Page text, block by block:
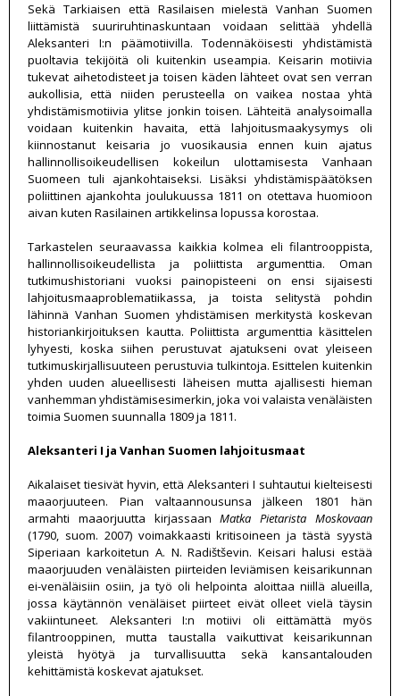
Sekä Tarkiaisen että Rasilaisen mielestä Vanhan Suomen
liittämistä suuriruhtinaskuntaan voidaan selittää yhdellä
Aleksanteri I:n päämotiivilla. Todennäköisesti yhdistämistä
puoltavia tekijöitä oli kuitenkin useampia. Keisarin motiivia
tukevat aihetodisteet ja toisen käden lähteet ovat sen verran
aukollisia, että niiden perusteella on vaikea nostaa yhtä
yhdistämismotiivia ylitse jonkin toisen. Lähteitä analysoimalla
voidaan kuitenkin havaita, että lahjoitusmaakysymys oli
kiinnostanut keisaria jo vuosikausia ennen kuin ajatus
hallinnollisoikeudellisen kokeilun ulottamisesta Vanhaan
Suomeen tuli ajankohtaiseksi. Lisäksi yhdistämispäätöksen
poliittinen ajankohta joulukuussa 1811 on otettava huomioon
aivan kuten Rasilainen artikkelinsa lopussa korostaa.
Tarkastelen seuraavassa kaikkia kolmea eli filantrooppista,
hallinnollisoikeudellista ja poliittista argumenttia. Oman
tutkimushistoriani vuoksi painopisteeni on ensi sijaisesti
lahjoitusmaaproblematiikassa, ja toista selitystä pohdin
lähinnä Vanhan Suomen yhdistämisen merkitystä koskevan
historiankirjoituksen kautta. Poliittista argumenttia käsittelen
lyhyesti, koska siihen perustuvat ajatukseni ovat yleiseen
tutkimuskirjallisuuteen perustuvia tulkintoja. Esittelen kuitenkin
yhden uuden alueellisesti läheisen mutta ajallisesti hieman
vanhemman yhdistämisesimerkin, joka voi valaista venäläisten
toimia Suomen suunnalla 1809 ja 1811.
Aleksanteri I ja Vanhan Suomen lahjoitusmaat
Aikalaiset tiesivät hyvin, että Aleksanteri I suhtautui kielteisesti
maaorjuuteen. Pian valtaannousunsa jälkeen 1801 hän
armahti maaorjuutta kirjassaanMatka Pietarista Moskovaan
(1790, suom. 2007) voimakkaasti kritisoineen ja tästä syystä
Siperiaan karkoitetun A. N. Radištševin. Keisari halusi estää
maaorjuuden venäläisten piirteiden leviämisen keisarikunnan
ei-venäläisiin osiin, ja työ oli helpointa aloittaa niillä alueilla,
jossa käytännön venäläiset piirteet eivät olleet vielä täysin
vakiintuneet. Aleksanteri I:n motiivi oli eittämättä myös
filantrooppinen, mutta taustalla vaikuttivat keisarikunnan
yleistä hyötyä ja turvallisuutta sekä kansantalouden
kehittämistä koskevat ajatukset.